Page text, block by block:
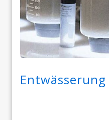
Entwässerung